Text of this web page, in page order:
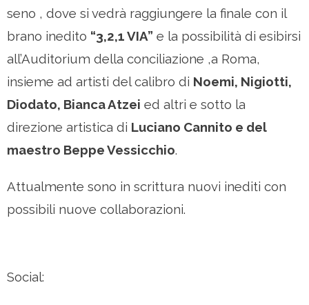
seno , dove si vedrà raggiungere la finale con il
brano inedito “3,2,1VIA” e la possibilità di esibirsi
all’Auditorium della conciliazione ,a Roma,
insieme ad artisti del calibro di Noemi, Nigiotti,
Diodato, Bianca Atzei ed altri e sotto la
direzione artistica di Luciano Cannito e del
maestro Beppe Vessicchio.
Attualmente sono in scrittura nuovi inediti con
possibili nuove collaborazioni.
Social: